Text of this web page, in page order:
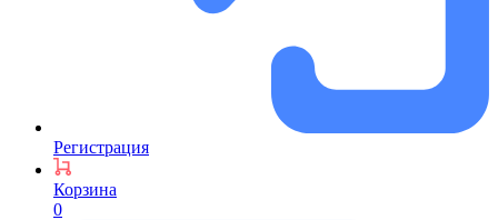
Регистрация
Корзина
0